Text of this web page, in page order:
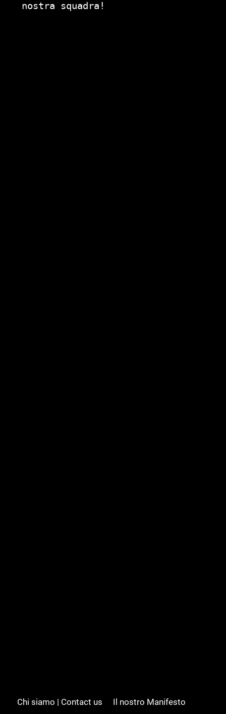
nostra squadra!
Chi siamo | Contact us Il nostro Manifesto